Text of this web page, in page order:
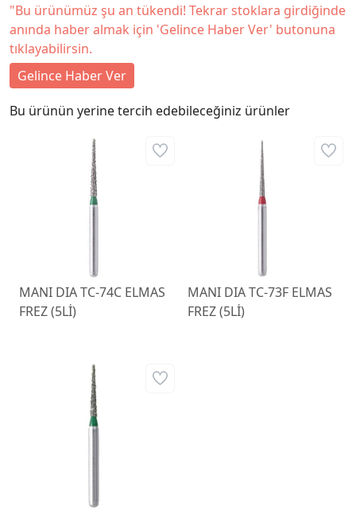
"Bu ürünümüz şu an tükendi! Tekrar stoklara girdiğinde
anında haber almak için 'Gelince Haber Ver' butonuna
tıklayabilirsin.
Gelince Haber Ver
Bu ürünün yerine tercih edebileceğiniz ürünler
MANI DIA TC-74C ELMAS
FREZ (5Lİ)
MANI DIA TC-73F ELMAS
FREZ (5Lİ)